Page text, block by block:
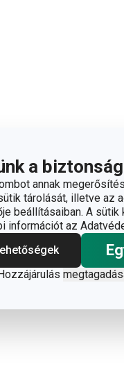
a
annak
tárolását, illetve
beállításaiban. A
információt az